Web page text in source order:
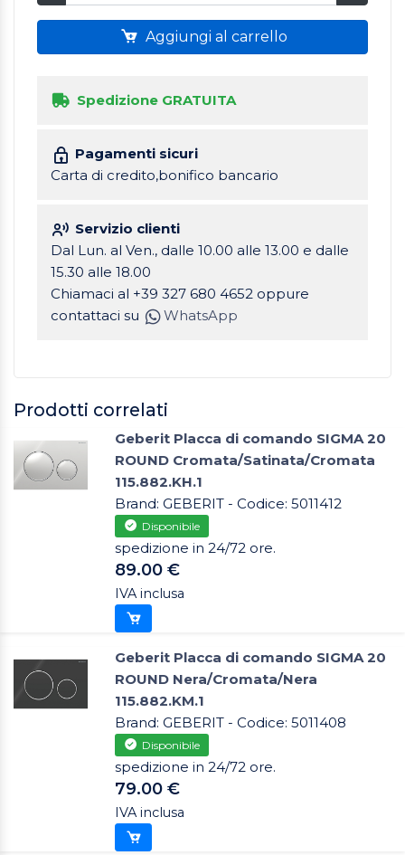
Aggiungi al carrello
Spedizione GRATUITA
Pagamenti sicuri
Carta di credito,bonifico bancario
Servizio clienti
Dal Lun. al Ven., dalle 10.00 alle 13.00 e dalle
15.30 alle 18.00
Chiamaci al +39 327 680 4652 oppure
contattaci su
WhatsApp
Prodotti correlati
Geberit Placca di comando SIGMA 20
ROUND Cromata/Satinata/Cromata
115.882.KH.1
Brand: GEBERIT - Codice: 5011412
Disponibile
spedizione in 24/72 ore.
89.00 €
IVA inclusa
Geberit Placca di comando SIGMA 20
ROUND Nera/Cromata/Nera
115.882.KM.1
Brand: GEBERIT - Codice: 5011408
Disponibile
spedizione in 24/72 ore.
79.00 €
IVA inclusa